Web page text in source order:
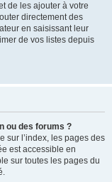
de les ajouter à votre
directement des
en saisissant leur
de vos listes depuis
ou des forums ?
sur l’index, les pages des
est accessible en
sur toutes les pages du